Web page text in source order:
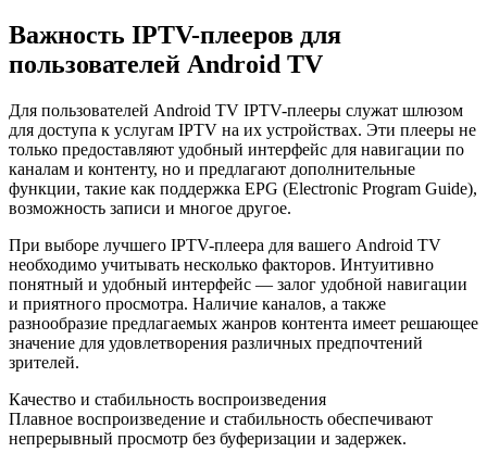
Важность IPTV-плееров для
пользователей Android TV
Для пользователей Android TV IPTV-плееры служат шлюзом
для доступа к услугам IPTV на их устройствах. Эти плееры не
только предоставляют удобный интерфейс для навигации по
каналам и контенту, но и предлагают дополнительные
функции, такие как поддержка EPG (Electronic Program Guide),
возможность записи и многое другое.
При выборе лучшего IPTV-плеера для вашего Android TV
необходимо учитывать несколько факторов. Интуитивно
понятный и удобный интерфейс — залог удобной навигации
и приятного просмотра. Наличие каналов, а также
разнообразие предлагаемых жанров контента имеет решающее
значение для удовлетворения различных предпочтений
зрителей.
Качество и стабильность воспроизведения
Плавное воспроизведение и стабильность обеспечивают
непрерывный просмотр без буферизации и задержек.